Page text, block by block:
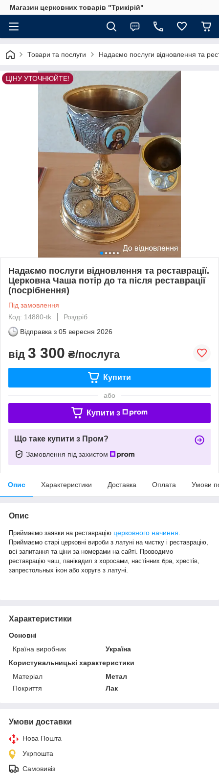
Магазин церковних товарів "Трикірій"
Товари та послуги Надаємо послуги відновлення та
ЦІНУ УТОЧНЮЙТЕ!
Надаємо послуги відновлення та реставрації.
Церковна Чаша потір до та після реставрації
(посрібнення)
Під замовлення
Код: 14880-tk
Роздріб
Відправка з 05 вересня 2026
від 3 300 ₴/послуга
Купити
або
Купити з
Що таке купити з Пром?
Замовлення під захистом
Опис Характеристики Доставка Оплата Умови
Опис
Приймаємо заявки на реставрацію церковного начиння
Приймаємо старі церковні вироби з латуні на чистку і реставрацію,
всі запитання та ціни за номерами на сайті. Проводимо
реставрацію чаш, панікадил з хоросами, настінних бра, хрестів,
запрестольных ікон або хоругв з латуні
Характеристики
Основні
Країна виробник
Україна
Користувальницькі характеристики
Матеріал
Метал
Покриття
Лак
Умови доставки
Нова Пошта
Укрпошта
Самовивіз